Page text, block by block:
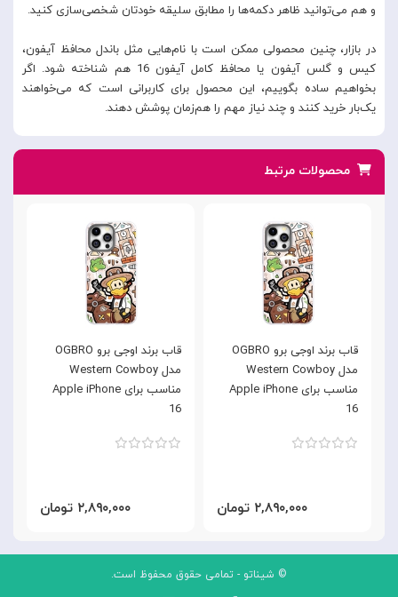
و هم می‌توانید ظاهر دکمه‌ها را مطابق سلیقه خودتان شخصی‌سازی کنید.
در بازار، چنین محصولی ممکن است با نام‌هایی مثل باندل محافظ آیفون،
کیس و گلس آیفون یا محافظ کامل آیفون 16 هم شناخته شود. اگر
بخواهیم ساده بگوییم، این محصول برای کاربرانی است که می‌خواهند
یک‌بار خرید کنند و چند نیاز مهم را هم‌زمان پوشش دهند.
محصولات مرتبط
قاب برند اوجی برو OGBRO
مدل Western Cowboy
مناسب برای Apple iPhone
16
۲,۸۹۰,۰۰۰ تومان
قاب برند اوجی برو OGBRO
مدل Western Cowboy
مناسب برای Apple iPhone
16
۲,۸۹۰,۰۰۰ تومان
© شیناتو - تمامی حقوق محفوظ است.